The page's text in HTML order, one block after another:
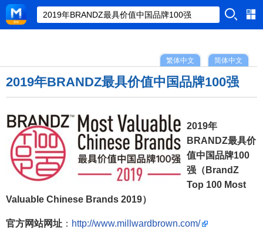
简体中文
繁体中文
2019年BRANDZ最具价值中国品牌100强
2019年
BRANDZ最具价
值中国品牌100
强（BrandZ
Top 100 Most
Valuable Chinese Brands 2019）
官方网站网址 ： http://www.millwardbrown.com/